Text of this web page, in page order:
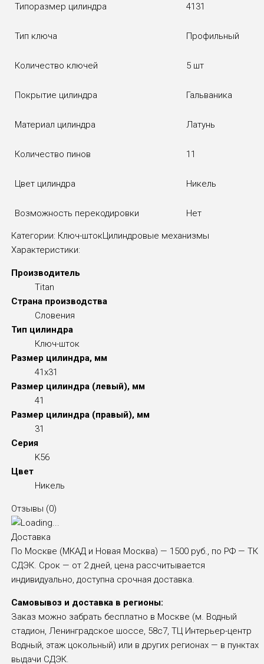
Типоразмер цилиндра 4131
Тип ключа Профильный
Количество ключей 5 шт
Покрытие цилиндра Гальваника
Материал цилиндра Латунь
Количество пинов 11
Цвет цилиндра Никель
Возможность перекодировки Нет
Категории: Ключ-штокЦилиндровые механизмы
Характеристики:
Производитель
Titan
Страна производства
Словения
Тип цилиндра
Ключ-шток
Размер цилиндра, мм
41x31
Размер цилиндра (левый), мм
41
Размер цилиндра (правый), мм
31
Серия
K56
Цвет
Никель
Отзывы (0)
Доставка
По Москве (МКАД и Новая Москва) — 1500 руб., по РФ — ТК
СДЭК. Срок — от 2 дней, цена рассчитывается
индивидуально, доступна срочная доставка.
Самовывоз и доставка в регионы:
Заказ можно забрать бесплатно в Москве (м. Водный
стадион, Ленинградское шоссе, 58с7, ТЦ Интерьер-центр
Водный, этаж цокольный) или в других регионах — в пунктах
выдачи СДЭК.